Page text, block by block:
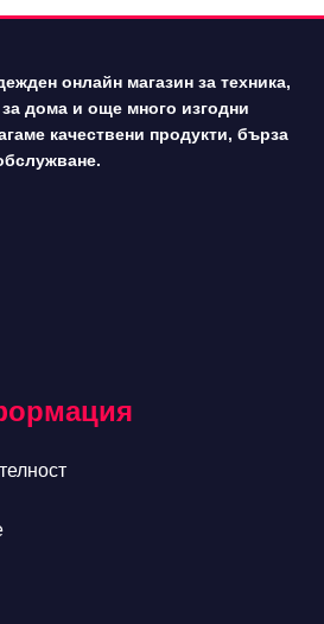
онлайн магазин за техника,
дома и още много изгодни
качествени продукти, бърза